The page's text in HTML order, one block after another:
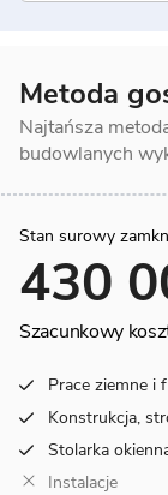
Metoda
Najtańsza
budowlanych
Stan surowy
430
Szacunkowy
Prace ziemne i
Konstrukcja,
Stolarka
Instalacje